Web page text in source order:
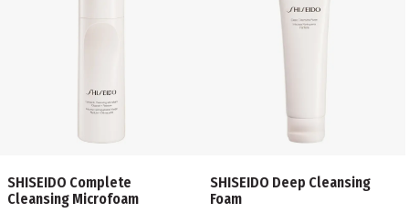
SHISEIDO Complete
Cleansing Microfoam
SHISEIDO Deep Cleansing
Foam